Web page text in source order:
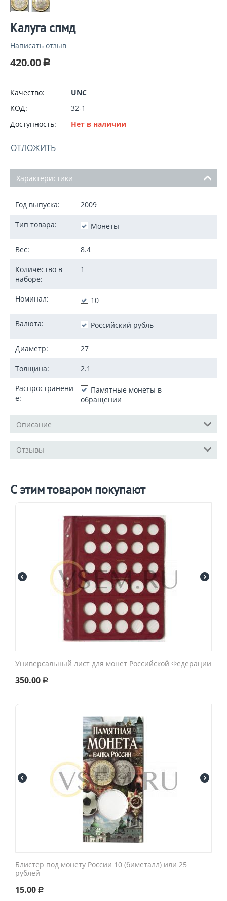
Калуга спмд
Написать отзыв
420.00 Р
Качество:
UNC
КОД:
32-1
Доступность:
Нет в наличии
ОТЛОЖИТЬ
Характеристики
Год выпуска: 2009
Тип товара: Монеты
Вес: 8.4
Количество в
наборе:
1
Номинал: 10
Валюта: Российский рубль
Диаметр: 27
Толщина: 2.1
Распространени
е:
Памятные монеты в
обращении
Описание
Отзывы
С этим товаром покупают
Универсальный лист для монет Российской Федерации
350.00 Р
Блистер под монету России 10 (биметалл) или 25
рублей
15.00 Р